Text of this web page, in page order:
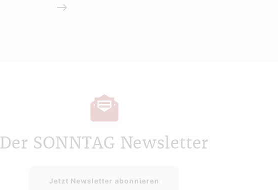
Weiterlesen
Der SONNTAG Newsletter
Jetzt Newsletter abonnieren